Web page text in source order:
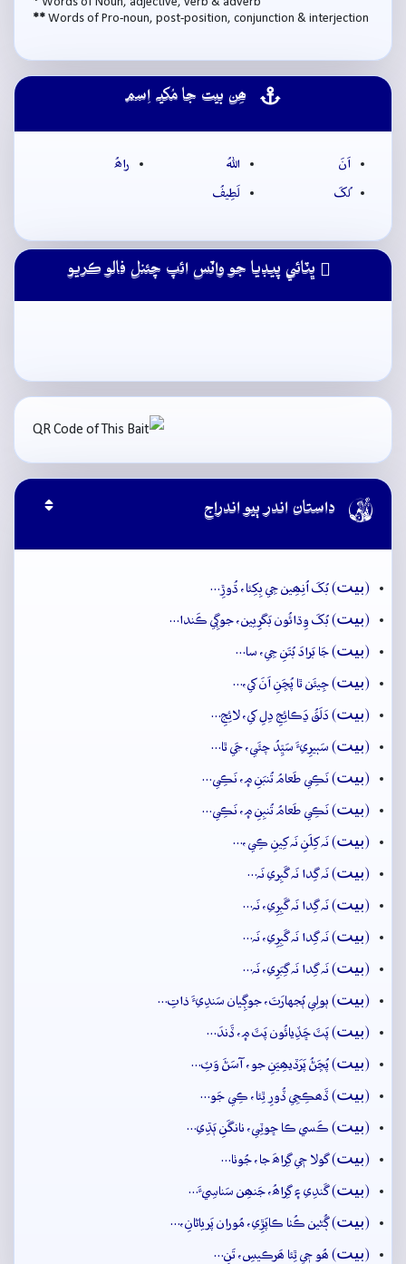
** Words of Pro-noun, post-position, conjunction & interjection
ھِن بيت جا مُکيہ اِسم
اَنَ اللهُ
راھُ
لُکَ
لَطِيفُ
ڀٽائي پيڊيا جو واٽس ائپ چئنل فالو ڪريو
 داستان اندر ٻيو اندراج
(بيت) بُکَ اُنِھِين جِي بِکِئا، ڌُوڙِ…
(بيت) بُکَ وِڌائُون بَگرِيين، جوڳِي ڪَندا…
(بيت) جَا بَرادَ بُتَنِ جِي، سا…
(بيت) جِيئَن ٿا پُڇَنِ اَنَ کي،…
(بيت) دَلَقُ ڍَڪائِجِ دِلِ کي، لائِجِ…
(بيت) سَٻيرِيءَ سَيِّدُ چئَي، جَي ٿا…
(بيت) نَڪِي طَعامُ تُنبَنِ ۾، نَڪِي…
(بيت) نَڪِي طَعامُ تُنبِنِ ۾، نَڪِي…
(بيت) نَہ کِلَنِ نَہ کِينِ ڪِي،…
(بيت) نَہ گِدا نَہ گَبِري نَہ…
(بيت) نَہ گِدا نَہ گَبِرِي، نَہ…
(بيت) نَہ گِدا نَہ گَبِرِي، نَہ…
(بيت) نَہ گِدا نَہ گِبَرِي، نَہ…
(بيت) ٻولِي ٻُجهارَتَ، جوڳِيان سَندِيءَ ذاتِ…
(بيت) پَٽَ ڇَڏِيائُون پَٽَ ۾، ڏَندَ…
(بيت) پُڇَڻُ پَرَڏيھِيَنِ جو، آسَڻَ وَٽِ…
(بيت) ڏَھڪِجِي ڏُورِ ٿِئا، ڪِي جَو…
(بيت) ڪَسي ڪا ڇوٽِي، نانگَنِ ٻَڌِي…
(بيت) گولا جٖي گِراھَ جا، جُوٺا…
(بيت) گَندِي ۽ گِراھُ، جَنھِن سَناسِيءَ…
(بيت) ڳُڻين ڪُٺا ڪاپَڙِي، مُوران پَرياڻانِ،…
(بيت) ھُو جٖي ٿِئا ھَرڪيسِ، تَنِ…